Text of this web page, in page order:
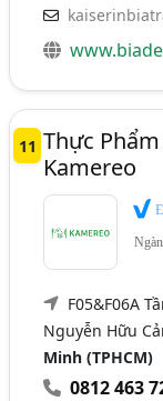
11 Thực
Kamereo
F05&F06A
Nguyễn Hữu
Minh (TPHCM)
0812 463